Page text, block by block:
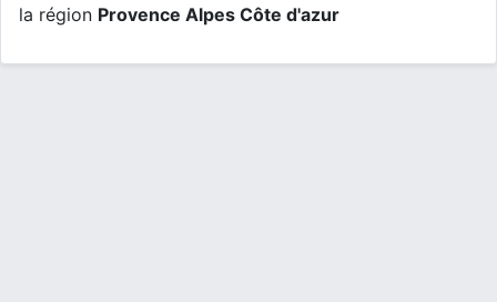
la région Provence Alpes Côte d'azur